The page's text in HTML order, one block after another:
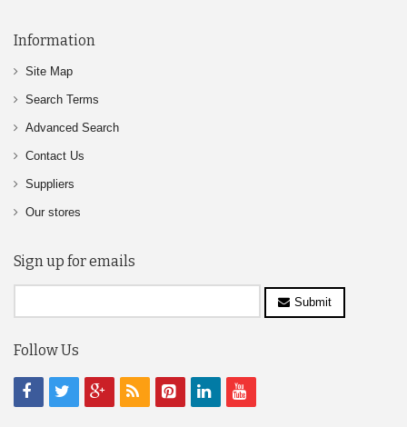
Information
Site Map
Search Terms
Advanced Search
Contact Us
Suppliers
Our stores
Sign up for emails
Submit
Follow Us